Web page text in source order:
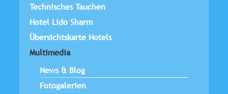
Technisches Tauchen
Hotel Lido Sharm
Übersichtskarte Hotels
Multimedia
News & Blog
Fotogalerien